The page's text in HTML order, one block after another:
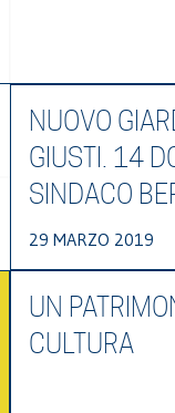
NUOVO
GIUSTI. 14
SINDACO
29 MARZO 2019
UN
CULTURA